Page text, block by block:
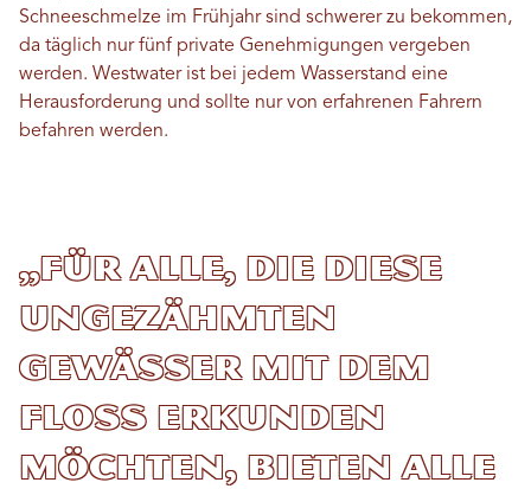
Schneeschmelze im Frühjahr sind schwerer zu bekommen,
da täglich nur fünf private Genehmigungen vergeben
werden. Westwater ist bei jedem Wasserstand eine
Herausforderung und sollte nur von erfahrenen Fahrern
befahren werden.
„Für alle, die diese
ungezähmten
Gewässer mit dem
Floß erkunden
möchten, bieten alle